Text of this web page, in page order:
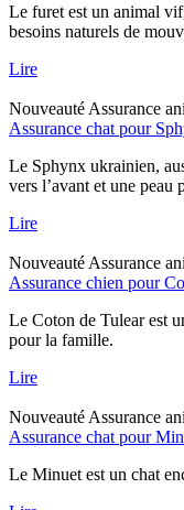
Le furet est un animal
besoins naturels de
Lire
Nouveauté Assurance
Assurance chat pour
Le Sphynx ukrainien,
vers l’avant et une peau
Lire
Nouveauté Assurance
Assurance chien pour
Le Coton de Tulear est
pour la famille.
Lire
Nouveauté Assurance
Assurance chat pour
Le Minuet est un chat